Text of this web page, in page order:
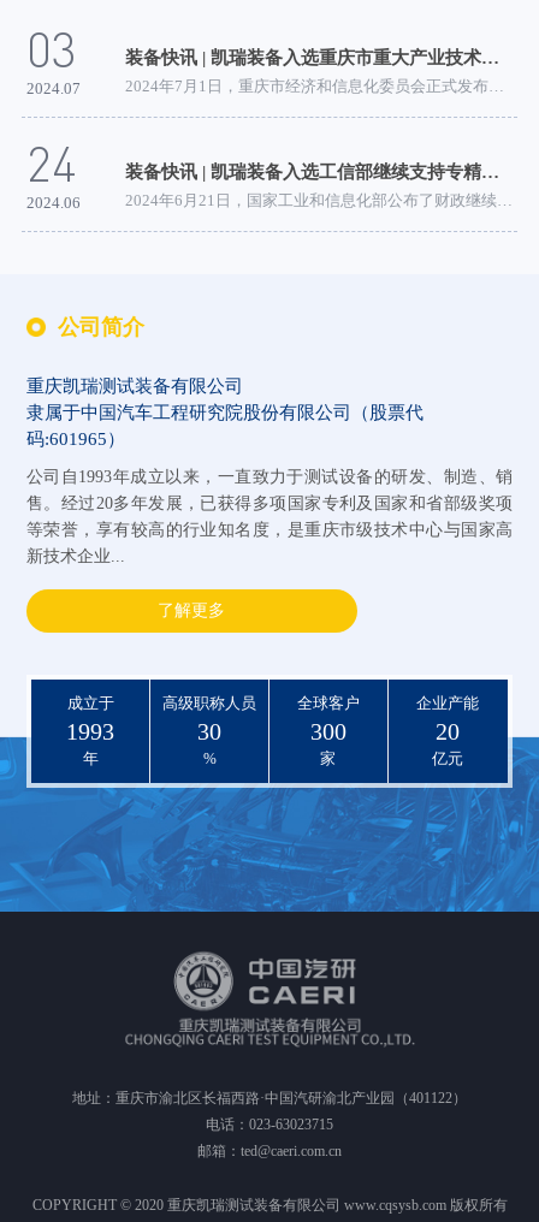
03
2024.07
装备快讯 | 凯瑞装备入选重庆市重大产业技术创新产品培育名单
24
2024.06
装备快讯 | 凯瑞装备入选工信部继续支持专精特新“小巨人”企业名单
公司简介
重庆凯瑞测试装备有限公司
隶属于中国汽车工程研究院股份有限公司（股票代
码:601965）
公司自1993年成立以来，一直致力于测试设备的研发、制造、销
售。经过20多年发展，已获得多项国家专利及国家和省部级奖项
等荣誉，享有较高的行业知名度，是重庆市级技术中心与国家高
新技术企业...
了解更多
成立于
1993
年
高级职称人员
30
%
全球客户
300
家
企业产能
20
亿元
地址：重庆市渝北区长福西路·中国汽研渝北产业园（401122）
电话：023-63023715
邮箱：ted@caeri.com.cn
COPYRIGHT © 2020 重庆凯瑞测试装备有限公司 www.cqsysb.com 版权所有